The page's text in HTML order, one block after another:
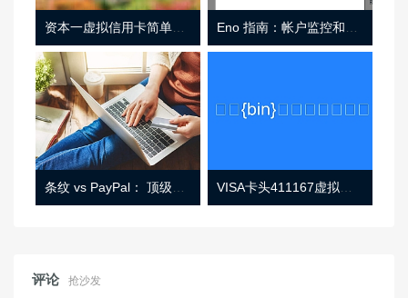
资本一虚拟信用卡简单介绍
条纹 vs PayPal： 顶级功能， 定价 （和更多！ VISA卡头411167虚拟卡基础信息
评论 抢沙发